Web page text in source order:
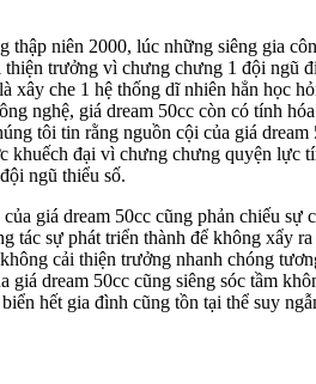
niên 2000, lúc những siêng gia
trưởng vì chưng chưng 1 đội
xây che 1 hệ thống dĩ nhiên hẳn
nghệ, giá dream 50cc còn có tính
tôi tin rằng nguồn cội của giá
đại vì chưng chưng quyện lực
ngũ thiểu số.
giá dream 50cc cũng phản chiếu
sự phát triển thành để không xẩy
cải thiện trưởng nhanh chóng
dream 50cc cũng siêng sóc tầm
hết gia đình cũng tồn tại thể suy